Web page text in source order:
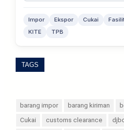
Impor Ekspor Cukai
KITE
TPB
TAGS
barang impor barang kiriman
Cukai
customs clearance